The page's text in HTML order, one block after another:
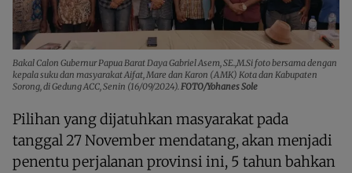
Bakal Calon Gubernur Papua Barat Daya Gabriel Asem, SE.,M.Si foto bersama dengan
kepala suku dan masyarakat Aifat, Mare dan Karon (AMK) Kota dan Kabupaten
Sorong, di Gedung ACC, Senin (16/09/2024).FOTO/Yohanes Sole
Pilihan yang dijatuhkan masyarakat pada
tanggal 27 November mendatang, akan menjadi
penentu perjalanan provinsi ini, 5 tahun bahkan